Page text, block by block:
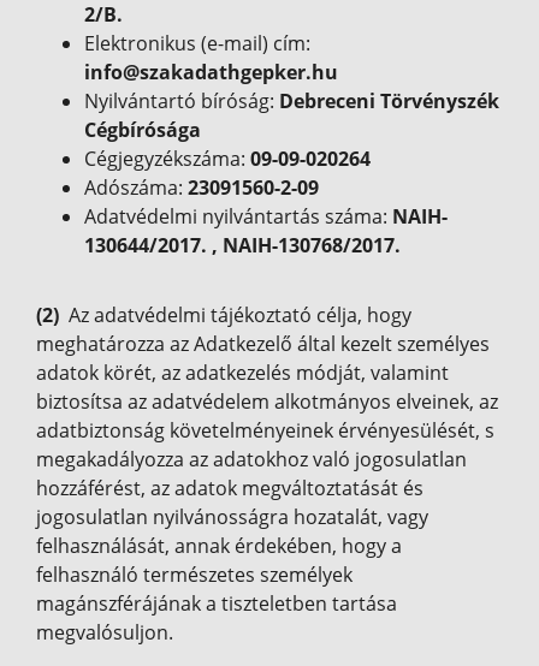
2/B.
Elektronikus (e-mail) cím:
info@szakadathgepker.hu
Nyilvántartó bíróság: Debreceni Törvényszék
Cégbírósága
Cégjegyzékszáma: 09-09-020264
Adószáma: 23091560-2-09
Adatvédelmi nyilvántartás száma: NAIH-
130644/2017. , NAIH-130768/2017.
(2) Az adatvédelmi tájékoztató célja, hogy
meghatározza az Adatkezelő által kezelt személyes
adatok körét, az adatkezelés módját, valamint
biztosítsa az adatvédelem alkotmányos elveinek, az
adatbiztonság követelményeinek érvényesülését, s
megakadályozza az adatokhoz való jogosulatlan
hozzáférést, az adatok megváltoztatását és
jogosulatlan nyilvánosságra hozatalát, vagy
felhasználását, annak érdekében, hogy a
felhasználó természetes személyek
magánszférájának a tiszteletben tartása
megvalósuljon.